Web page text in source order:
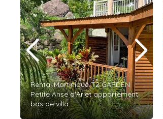
Rental Martinique T2 GARDEN
Petite Anse d'Arlet appartement
bas de villa